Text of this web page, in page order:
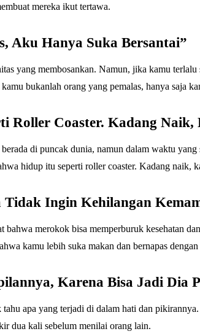
mereka ikut tertawa.
Aku Hanya Suka Bersantai”
yang membosankan. Namun, jika kamu
bukanlah orang yang pemalas, hanya saja
Roller Coaster. Kadang Naik,
di puncak dunia, namun dalam waktu
hidup itu seperti roller coaster. Kadang naik,
Ingin Kehilangan
merokok bisa memperburuk kesehatan
kamu lebih suka makan dan bernapas dengan
Karena Bisa Jadi Dia
apa yang terjadi di dalam hati dan
dua kali sebelum menilai orang lain.